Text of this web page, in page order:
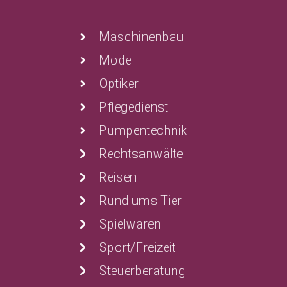
Maschinenbau
Mode
Optiker
Pflegedienst
Pumpentechnik
Rechtsanwälte
Reisen
Rund ums Tier
Spielwaren
Sport/Freizeit
Steuerberatung